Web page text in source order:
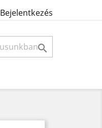
Bejelentkezés
